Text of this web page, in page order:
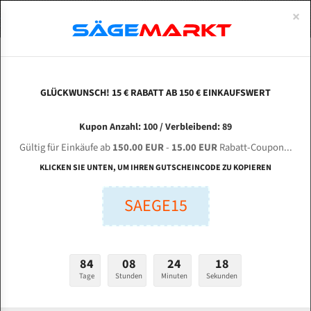
Kasto KASTOhba A/U 8x10 Bi-Metal M42 HSS
Bandsägeblatt
Länge (mm):
Stärken + Zahnteilung:
mm
ABOUTS
ENGLISH
Bi-Metall Meterware
Fleischerei Bandsägeblätter
Bandmesser Glatt Meterware
Konvex Meterware
×
GLÜCKWUNSCH! 15 € RABATT AB 150 € EINKAUFSWERT
Kupon Anzahl: 100 / Verbleibend: 89
Gültig für Einkäufe ab150.00 EUR- 15.00 EURRabatt-Coupon...
KLICKEN SIE UNTEN, UM IHREN GUTSCHEINCODE ZU KOPIEREN
SAEGE15
84
Tage
08
Stunden
24
Minuten
17
Sekunden